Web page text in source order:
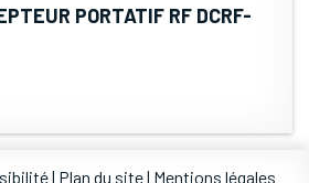
PORTATIF RF DCRF-
| Plan du site| Mentions légales